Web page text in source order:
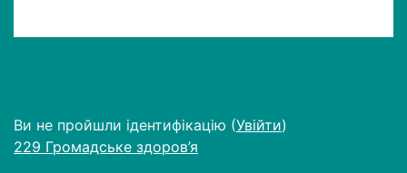
Ви не пройшли ідентифікацію (Увійти)
229 Громадське здоров’я